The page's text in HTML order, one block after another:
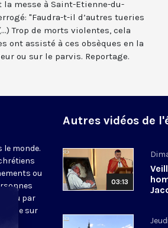
messe à Saint-Etienne-du-
"Faudra-t-il d’autres tueries
Trop de morts violentes, cela
ont assisté à ces obsèques en la
ou sur le parvis. Reportage.
le monde.
ou
ou par
sur
Autres vidéos de
03:13